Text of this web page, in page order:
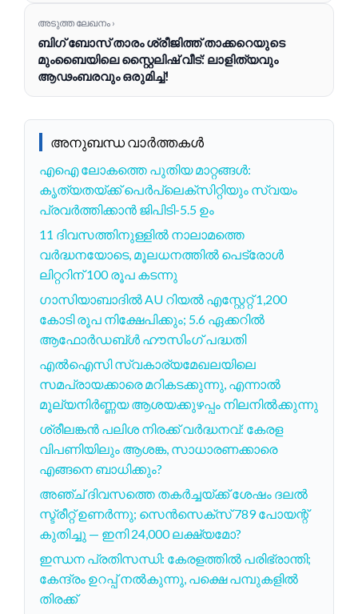
അടുത്ത ലേഖനം ›
ബിഗ് ബോസ് താരം ശ്രീജിത്ത് താക്കറെയുടെ
മുംബൈയിലെ സ്റ്റൈലിഷ് വീട്: ലാളിത്യവും
ആഢംബരവും ഒരുമിച്ച്!
അനുബന്ധ വാർത്തകൾ
എഐ ലോകത്തെ പുതിയ മാറ്റങ്ങൾ:
കൃത്യതയ്ക്ക് പെർപ്ലെക്സിറ്റിയും സ്വയം
പ്രവർത്തിക്കാൻ ജിപിടി-5.5 ഉം
11 ദിവസത്തിനുള്ളിൽ നാലാമത്തെ
വർദ്ധനയോടെ, മൂലധനത്തിൽ പെട്രോൾ
ലിറ്ററിന് 100 രൂപ കടന്നു
ഗാസിയാബാദില്‍ AU റിയല്‍ എസ്റ്റേറ്റ് 1,200
കോടി രൂപ നിക്ഷേപിക്കും; 5.6 ഏക്കറില്‍
ആഫോര്‍ഡബ്ള്‍ ഹൗസിംഗ് പദ്ധതി
എൽഐസി സ്വകാര്യമേഖലയിലെ
സമപ്രായക്കാരെ മറികടക്കുന്നു, എന്നാൽ
മൂല്യനിർണ്ണയ ആശയക്കുഴപ്പം നിലനിൽക്കുന്നു
ശ്രീലങ്കൻ പലിശ നിരക്ക് വർദ്ധനവ്: കേരള
വിപണിയിലും ആശങ്ക, സാധാരണക്കാരെ
എങ്ങനെ ബാധിക്കും?
അഞ്ച് ദിവസത്തെ തകർച്ചയ്ക്ക് ശേഷം ദലൽ
സ്ട്രീറ്റ് ഉണർന്നു; സെൻസെക്സ് 789 പോയന്റ്
കുതിച്ചു — ഇനി 24,000 ലക്ഷ്യമോ?
ഇന്ധന പ്രതിസന്ധി: കേരളത്തിൽ പരിഭ്രാന്തി;
കേന്ദ്രം ഉറപ്പ് നൽകുന്നു, പക്ഷെ പമ്പുകളിൽ
തിരക്ക്